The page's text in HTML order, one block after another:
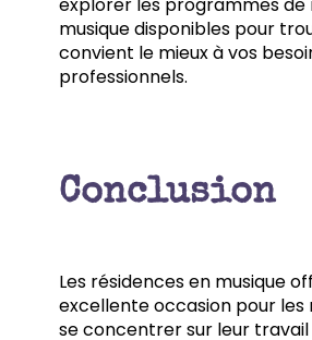
musique disponibles pour
convient le mieux à vos
professionnels.
Conclusion
Les résidences en musique
excellente occasion pour les
se concentrer sur leur